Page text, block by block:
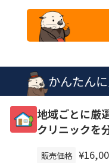
かんたん
地域ごとに厳
クリニックを
販売価格